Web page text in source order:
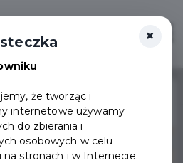
już się
×
że tworząc i
internetowe używamy
do zbierania i
osobowych w celu
na stronach i w Internecie.